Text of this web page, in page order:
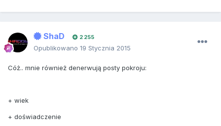
ShaD 2 255
Opublikowano 19 Stycznia 2015
Cóż.. mnie również denerwują posty pokroju:
+ wiek
+ doświadczenie